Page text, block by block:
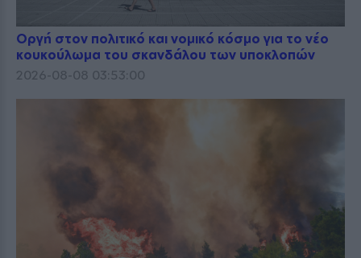
Οργή στον πολιτικό και νομικό κόσμο για το νέο
κουκούλωμα του σκανδάλου των υποκλοπών
2026-08-08 03:53:00